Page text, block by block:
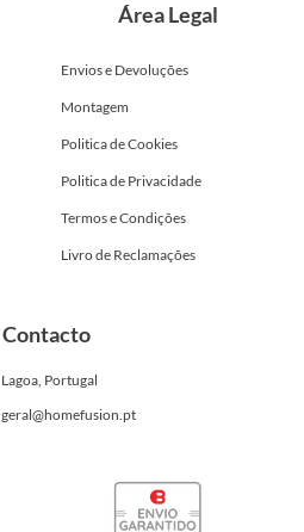
Área Legal
Envios e Devoluções
Montagem
Politica de Cookies
Politica de Privacidade
Termos e Condições
Livro de Reclamações
Contacto
Lagoa, Portugal
geral@homefusion.pt